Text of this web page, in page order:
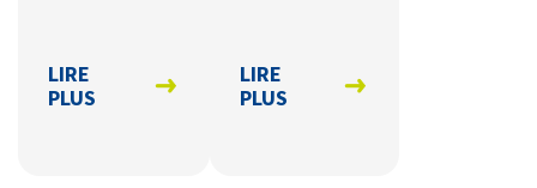
LIRE
PLUS
LIRE
PLUS